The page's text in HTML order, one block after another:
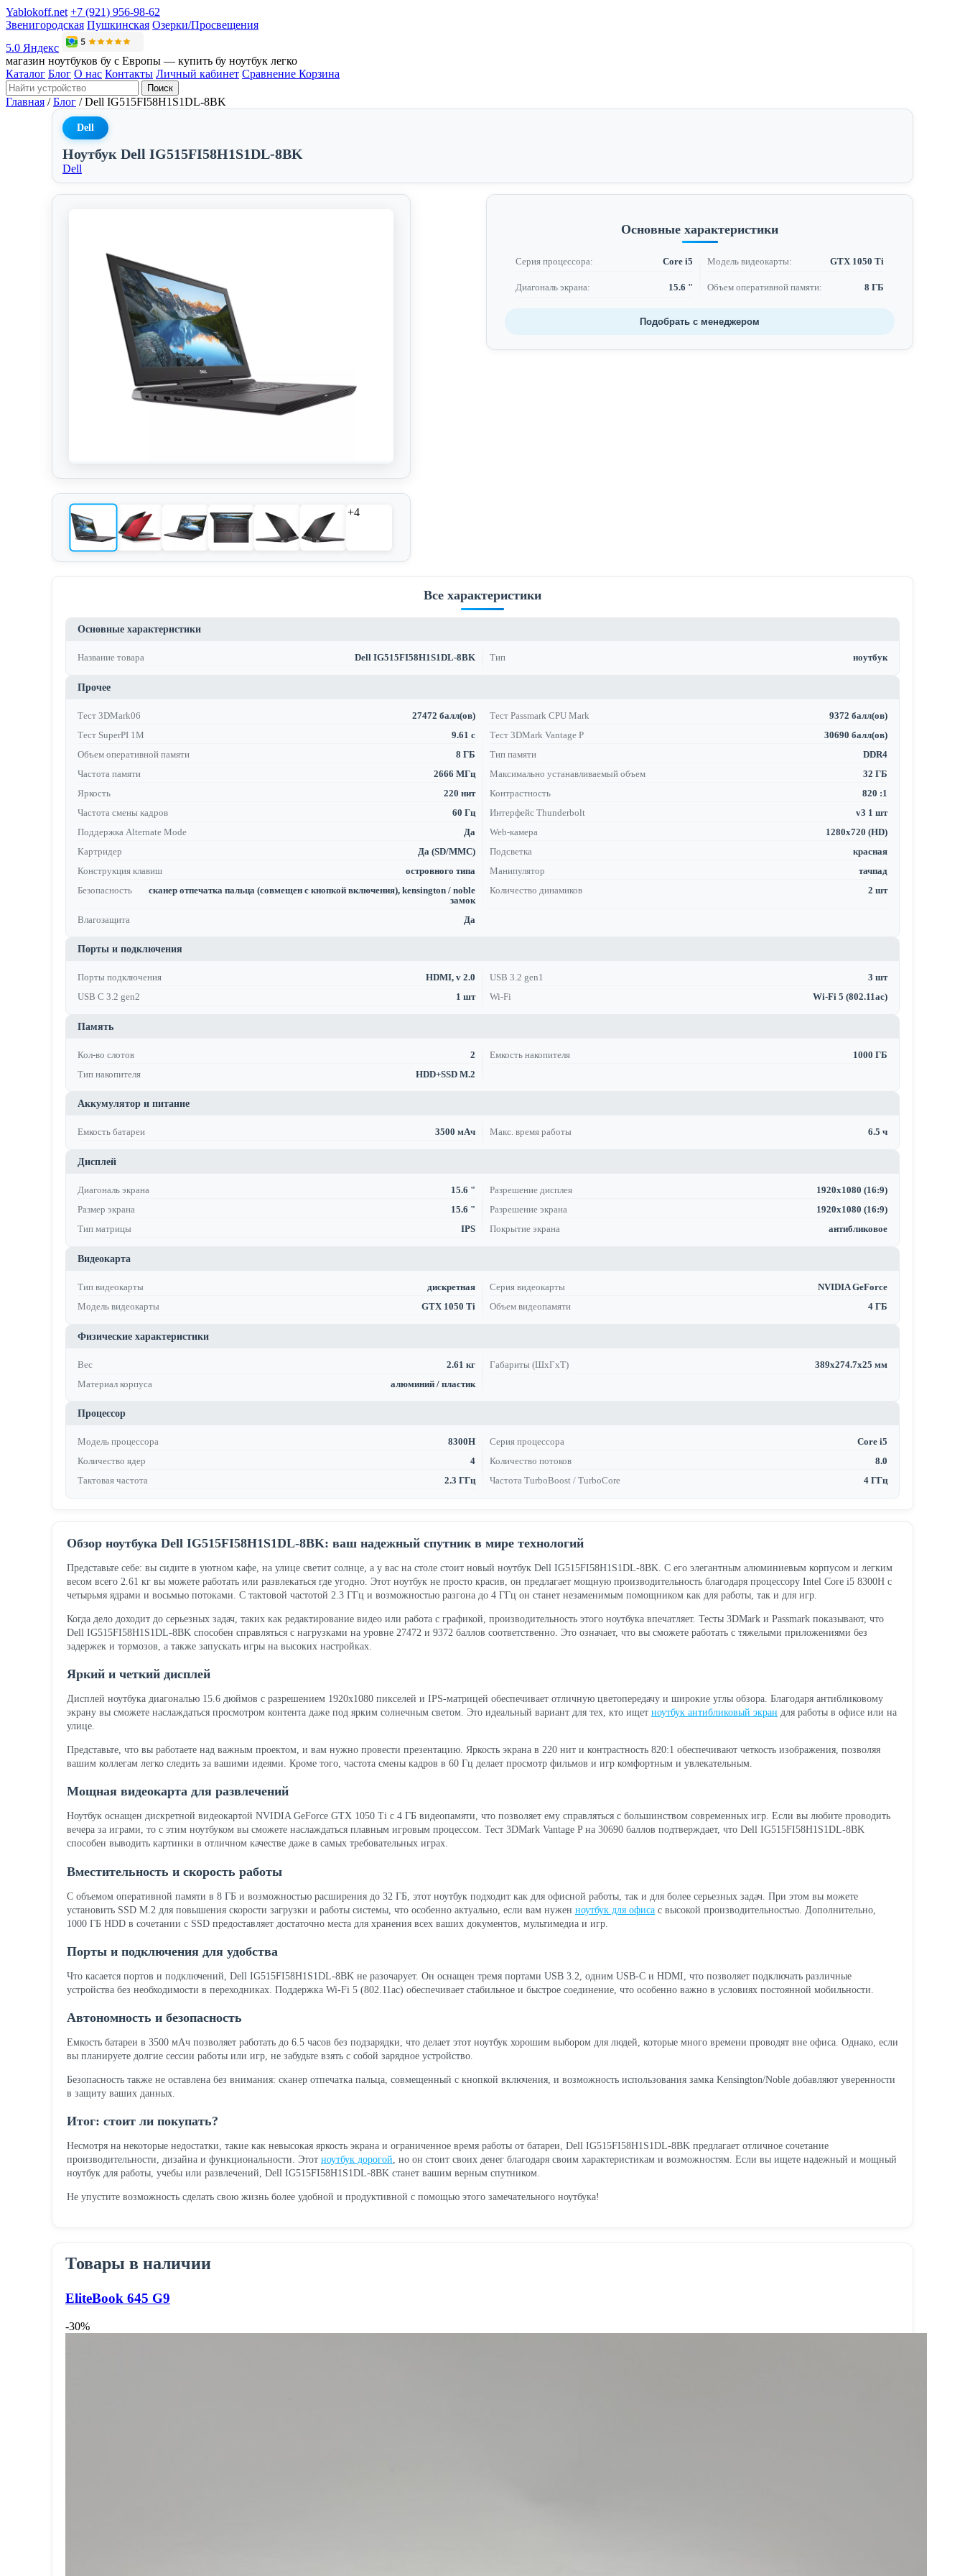
Yablokoff.net +7 (921) 956-98-62
Звенигородская Пушкинская Озерки/Просвещения
5.0 Яндекс
магазин ноутбуков бу с Европы — купить бу ноутбук легко
Каталог Блог О нас Контакты Личный кабинет Сравнение Корзина
Поиск
Главная / Блог / Dell IG515FI58H1S1DL-8BK
Dell
Ноутбук Dell IG515FI58H1S1DL-8BK
Dell
+4
Основные характеристики
Серия процессора: Core i5 Модель видеокарты: GTX 1050 Ti
Диагональ экрана: 15.6 " Объем оперативной памяти: 8 ГБ
Подобрать с менеджером
Все характеристики
Основные характеристики
Название товара Dell IG515FI58H1S1DL-8BK Тип ноутбук
Прочее
Тест 3DMark06 27472 балл(ов) Тест Passmark CPU Mark
9372 балл(ов)
Тест SuperPI 1M
9.61 с Тест 3DMark Vantage P
30690 балл(ов)
Объем оперативной памяти
8 ГБ Тип памяти
DDR4
Частота памяти
2666 МГц Максимально устанавливаемый объем
32 ГБ
Яркость
220 нит Контрастность
820 :1
Частота смены кадров
60 Гц Интерфейс Thunderbolt
v3 1 шт
Поддержка Alternate Mode
Да Web-камера
1280x720 (HD)
Картридер
Да (SD/MMC) Подсветка
красная
Конструкция клавиш
островного типа Манипулятор
тачпад
Безопасность
сканер отпечатка пальца (совмещен с кнопкой включения), kensington / noble
замок
Количество динамиков 2 шт
Влагозащита Да
Порты и подключения
Порты подключения HDMI, v 2.0 USB 3.2 gen1
3 шт
USB C 3.2 gen2
1 шт Wi-Fi Wi-Fi 5 (802.11ac)
Память
Кол-во слотов 2 Емкость накопителя
1000 ГБ
Тип накопителя
HDD+SSD M.2
Аккумулятор и питание
Емкость батареи 3500 мАч Макс. время работы 6.5 ч
Дисплей
Диагональ экрана 15.6 " Разрешение дисплея
1920x1080 (16:9)
Размер экрана
15.6 " Разрешение экрана
1920x1080 (16:9)
Тип матрицы
IPS Покрытие экрана антибликовое
Видеокарта
Тип видеокарты дискретная Серия видеокарты
NVIDIA GeForce
Модель видеокарты
GTX 1050 Ti Объем видеопамяти 4 ГБ
Физические характеристики
Вес 2.61 кг Габариты (ШхГхТ)
389x274.7x25 мм
Материал корпуса
алюминий / пластик
Процессор
Модель процессора 8300H Серия процессора
Core i5
Количество ядер
4 Количество потоков
8.0
Тактовая частота
2.3 ГГц Частота TurboBoost / TurboCore 4 ГГц
Обзор ноутбука Dell IG515FI58H1S1DL-8BK: ваш надежный спутник в мире технологий
Представьте себе: вы сидите в уютном кафе, на улице светит солнце, а у вас на столе стоит новый ноутбук Dell IG515FI58H1S1DL-8BK. С его элегантным алюминиевым корпусом и легким
весом всего 2.61 кг вы можете работать или развлекаться где угодно. Этот ноутбук не просто красив, он предлагает мощную производительность благодаря процессору Intel Core i5 8300H с
четырьмя ядрами и восьмью потоками. С тактовой частотой 2.3 ГГц и возможностью разгона до 4 ГГц он станет незаменимым помощником как для работы, так и для игр.
Когда дело доходит до серьезных задач, таких как редактирование видео или работа с графикой, производительность этого ноутбука впечатляет. Тесты 3DMark и Passmark показывают, что
Dell IG515FI58H1S1DL-8BK способен справляться с нагрузками на уровне 27472 и 9372 баллов соответственно. Это означает, что вы сможете работать с тяжелыми приложениями без
задержек и тормозов, а также запускать игры на высоких настройках.
Яркий и четкий дисплей
Дисплей ноутбука диагональю 15.6 дюймов с разрешением 1920x1080 пикселей и IPS-матрицей обеспечивает отличную цветопередачу и широкие углы обзора. Благодаря антибликовому
экрану вы сможете наслаждаться просмотром контента даже под ярким солнечным светом. Это идеальный вариант для тех, кто ищет ноутбук антибликовый экран для работы в офисе или на
улице.
Представьте, что вы работаете над важным проектом, и вам нужно провести презентацию. Яркость экрана в 220 нит и контрастность 820:1 обеспечивают четкость изображения, позволяя
вашим коллегам легко следить за вашими идеями. Кроме того, частота смены кадров в 60 Гц делает просмотр фильмов и игр комфортным и увлекательным.
Мощная видеокарта для развлечений
Ноутбук оснащен дискретной видеокартой NVIDIA GeForce GTX 1050 Ti с 4 ГБ видеопамяти, что позволяет ему справляться с большинством современных игр. Если вы любите проводить
вечера за играми, то с этим ноутбуком вы сможете наслаждаться плавным игровым процессом. Тест 3DMark Vantage P на 30690 баллов подтверждает, что Dell IG515FI58H1S1DL-8BK
способен выводить картинки в отличном качестве даже в самых требовательных играх.
Вместительность и скорость работы
С объемом оперативной памяти в 8 ГБ и возможностью расширения до 32 ГБ, этот ноутбук подходит как для офисной работы, так и для более серьезных задач. При этом вы можете
установить SSD M.2 для повышения скорости загрузки и работы системы, что особенно актуально, если вам нужен ноутбук для офиса с высокой производительностью. Дополнительно,
1000 ГБ HDD в сочетании с SSD предоставляет достаточно места для хранения всех ваших документов, мультимедиа и игр.
Порты и подключения для удобства
Что касается портов и подключений, Dell IG515FI58H1S1DL-8BK не разочарует. Он оснащен тремя портами USB 3.2, одним USB-C и HDMI, что позволяет подключать различные
устройства без необходимости в переходниках. Поддержка Wi-Fi 5 (802.11ac) обеспечивает стабильное и быстрое соединение, что особенно важно в условиях постоянной мобильности.
Автономность и безопасность
Емкость батареи в 3500 мАч позволяет работать до 6.5 часов без подзарядки, что делает этот ноутбук хорошим выбором для людей, которые много времени проводят вне офиса. Однако, если
вы планируете долгие сессии работы или игр, не забудьте взять с собой зарядное устройство.
Безопасность также не оставлена без внимания: сканер отпечатка пальца, совмещенный с кнопкой включения, и возможность использования замка Kensington/Noble добавляют уверенности
в защиту ваших данных.
Итог: стоит ли покупать?
Несмотря на некоторые недостатки, такие как невысокая яркость экрана и ограниченное время работы от батареи, Dell IG515FI58H1S1DL-8BK предлагает отличное сочетание
производительности, дизайна и функциональности. Этот ноутбук дорогой, но он стоит своих денег благодаря своим характеристикам и возможностям. Если вы ищете надежный и мощный
ноутбук для работы, учебы или развлечений, Dell IG515FI58H1S1DL-8BK станет вашим верным спутником.
Не упустите возможность сделать свою жизнь более удобной и продуктивной с помощью этого замечательного ноутбука!
Товары в наличии
EliteBook 645 G9
-30%